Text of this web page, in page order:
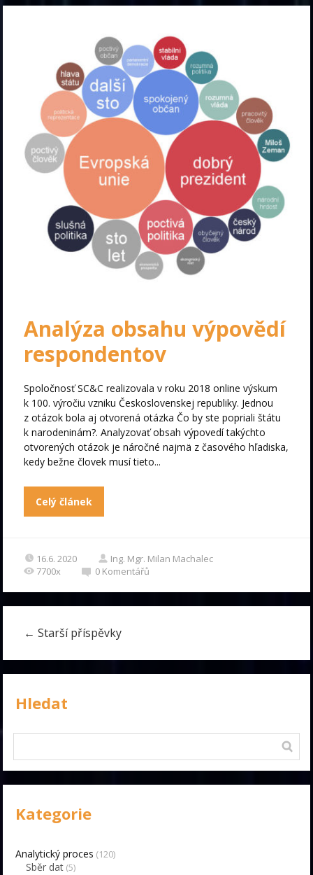
Analýza obsahu výpovědí
respondentov
Spoločnosť SC&C realizovala v roku 2018 online výskum
k 100. výročiu vzniku Československej republiky. Jednou
z otázok bola aj otvorená otázka Čo by ste popriali štátu
k narodeninám?. Analyzovať obsah výpovedí takýchto
otvorených otázok je náročné najmä z časového hľadiska,
kedy bežne človek musí tieto...
Celý článek
16.6. 2020
Ing. Mgr. Milan Machalec
7700x
0 Komentářů
← Starší příspěvky
Hledat
Kategorie
Analytický proces (120)
Sběr dat (5)